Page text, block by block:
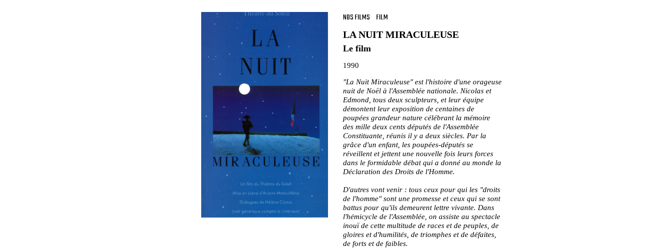
NOS FILMS FILM
LA NUIT MIRACULEUSE
Le film
1990
"La Nuit Miraculeuse" est l'histoire d'une orageuse
nuit de Noël à l'Assemblée nationale. Nicolas et
Edmond, tous deux sculpteurs, et leur équipe
démontent leur exposition de centaines de
poupées grandeur nature célébrant la mémoire
des mille deux cents députés de l'Assemblée
Constituante, réunis il y a deux siècles. Par la
grâce d'un enfant, les poupées-députés se
réveillent et jettent une nouvelle fois leurs forces
dans le formidable débat qui a donné au monde la
Déclaration des Droits de l'Homme.
D'autres vont venir : tous ceux pour qui les "droits
de l'homme" sont une promesse et ceux qui se sont
battus pour qu'ils demeurent lettre vivante. Dans
l'hémicycle de l'Assemblée, on assiste au spectacle
inouï de cette multitude de races et de peuples, de
gloires et d'humilités, de triomphes et de défaites,
de forts et de faibles.